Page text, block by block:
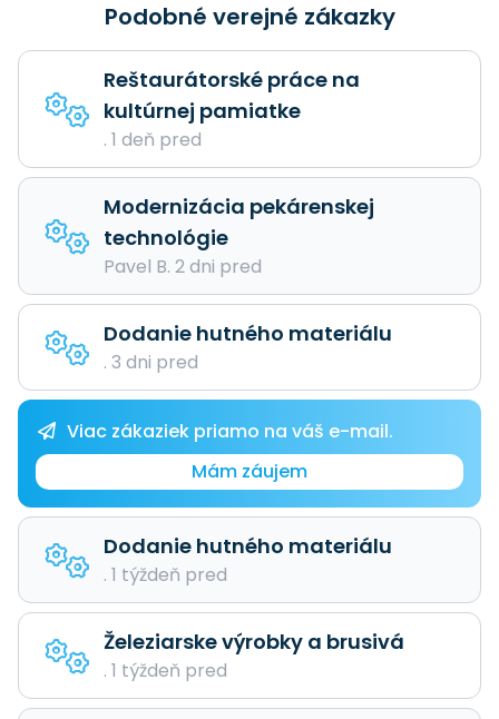
Podobné verejné zákazky
Reštaurátorské práce na
kultúrnej pamiatke
. 1 deň pred
Modernizácia pekárenskej
technológie
Pavel B. 2 dni pred
Dodanie hutného materiálu
. 3 dni pred
Viac zákaziek priamo na váš e-mail.
Mám záujem
Dodanie hutného materiálu
. 1 týždeň pred
Železiarske výrobky a brusivá
. 1 týždeň pred